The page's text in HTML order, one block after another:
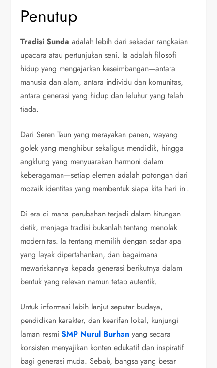
Penutup
Tradisi Sunda adalah lebih dari sekadar rangkaian
upacara atau pertunjukan seni. Ia adalah filosofi
hidup yang mengajarkan keseimbangan—antara
manusia dan alam, antara individu dan komunitas,
antara generasi yang hidup dan leluhur yang telah
tiada.
Dari Seren Taun yang merayakan panen, wayang
golek yang menghibur sekaligus mendidik, hingga
angklung yang menyuarakan harmoni dalam
keberagaman—setiap elemen adalah potongan dari
mozaik identitas yang membentuk siapa kita hari ini.
Di era di mana perubahan terjadi dalam hitungan
detik, menjaga tradisi bukanlah tentang menolak
modernitas. Ia tentang memilih dengan sadar apa
yang layak dipertahankan, dan bagaimana
mewariskannya kepada generasi berikutnya dalam
bentuk yang relevan namun tetap autentik.
Untuk informasi lebih lanjut seputar budaya,
pendidikan karakter, dan kearifan lokal, kunjungi
laman resmiSMP Nurul Burhan yang secara
konsisten menyajikan konten edukatif dan inspiratif
bagi generasi muda. Sebab, bangsa yang besar